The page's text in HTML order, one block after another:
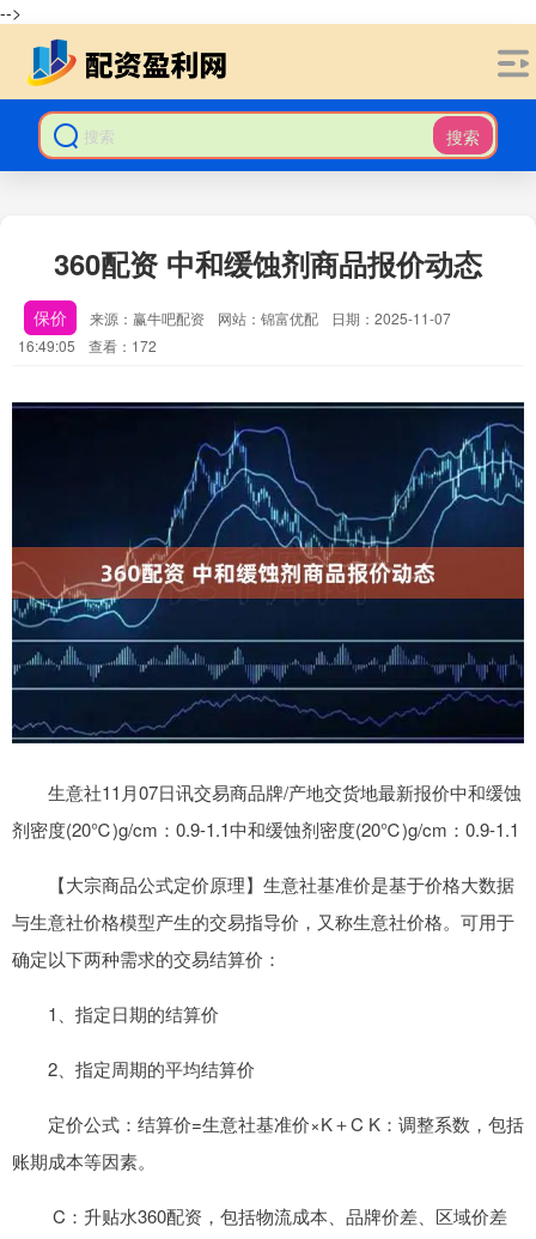
-->
搜索
360配资 中和缓蚀剂商品报价动态
保价 来源：赢牛吧配资 网站：锦富优配
日期：2025-11-07
16:49:05
查看：172
生意社11月07日讯交易商品牌/产地交货地最新报价中和缓蚀
剂密度(20℃)g/cm：0.9-1.1中和缓蚀剂密度(20℃)g/cm：0.9-1.1
【大宗商品公式定价原理】生意社基准价是基于价格大数据
与生意社价格模型产生的交易指导价，又称生意社价格。可用于
确定以下两种需求的交易结算价：
1、指定日期的结算价
2、指定周期的平均结算价
定价公式：结算价=生意社基准价×K＋C K：调整系数，包括
账期成本等因素。
C：升贴水360配资，包括物流成本、品牌价差、区域价差